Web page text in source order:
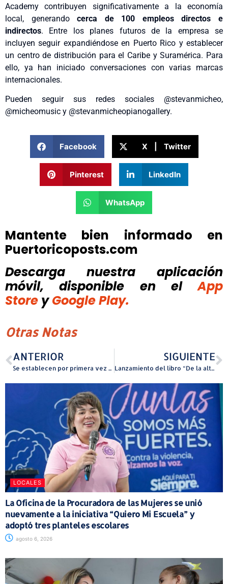
Academy contribuyen significativamente a la economía
local, generandocerca de 100 empleos directos e
indirectos. Entre los planes futuros de la empresa se
incluyen seguir expandiéndose en Puerto Rico y establecer
un centro de distribución para el Caribe y Suramérica. Para
ello, ya han iniciado conversaciones con varias marcas
internacionales.
Pueden seguir sus redes sociales @stevanmicheo,
@micheomusic y @stevanmicheopianogallery.
Facebook X | Twitter
Pinterest LinkedIn
WhatsApp
Mantente bien informado en
Puertoricoposts.com
Descarga nuestra aplicación
móvil, disponible
en el
App
Store y Google Play.
Otras Notas
ANTERIOR
Se establecen por primera vez dos vicepresidencias en el Senado
SIGUIENTE
Lanzamiento del libro “De la alta cultura a lo popular: cuando el mercado y la globalización dictan el discurso cultural de El Nuevo Día” por Kristine Drowne
LOCALES
La Oficina de la Procuradora de las Mujeres se unió
nuevamente a la iniciativa “Quiero Mi Escuela” y
adoptó tres planteles escolares
agosto 6, 2026